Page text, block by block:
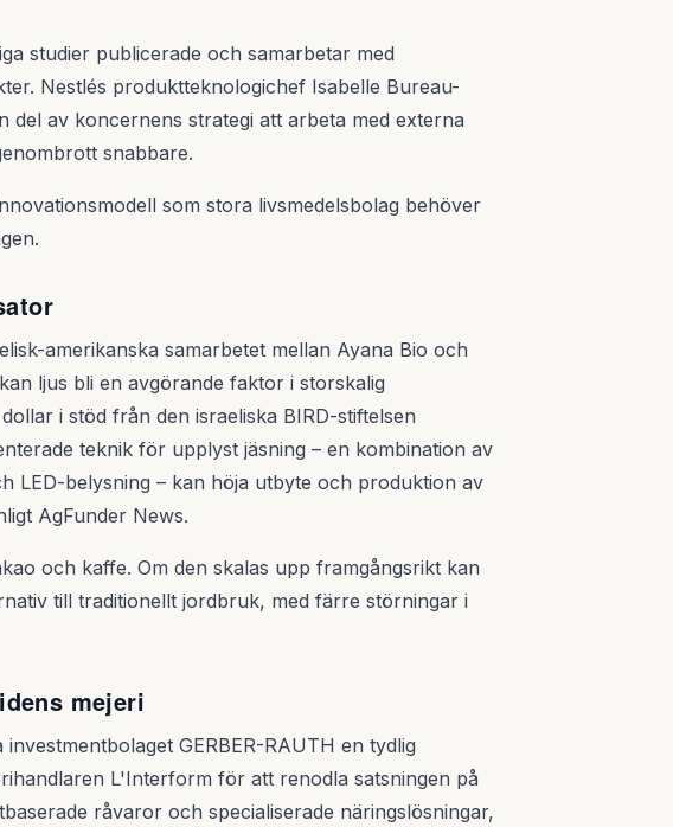
studier publicerade och samarbetar med
Nestlés produktteknologichef Isabelle Bureau-
del av koncernens strategi att arbeta med externa
snabbare.
som stora livsmedelsbolag behöver
amerikanska samarbetet mellan Ayana Bio och
ljus bli en avgörande faktor i storskalig
i stöd från den israeliska BIRD-stiftelsen
teknik för upplyst jäsning – en kombination av
LED-belysning – kan höja utbyte och produktion av
AgFunder News.
och kaffe. Om den skalas upp framgångsrikt kan
till traditionellt jordbruk, med färre störningar i
mejeri
GERBER-RAUTH en tydlig
L'Interform för att renodla satsningen på
råvaror och specialiserade näringslösningar,